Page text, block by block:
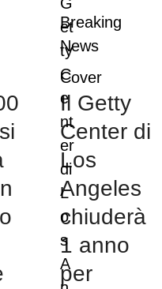
Breaking
News
Cover
Il Getty
Center di
Los
Angeles
chiuderà
1 anno
per